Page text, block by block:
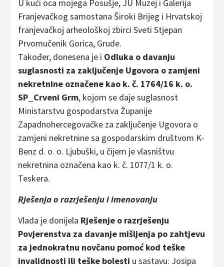
U kući oca mojega Posušje, JU Muzej i Galerija
Franjevačkog samostana Široki Brijeg i Hrvatskoj
franjevačkoj arheološkoj zbirci Sveti Stjepan
Prvomučenik Gorica, Grude.
Također, donesena je i Odluka o davanju
suglasnosti za zaključenje Ugovora o zamjeni
nekretnine označene kao k. č. 1764/16 k. o.
SP_Crveni Grm, kojom se daje suglasnost
Ministarstvu gospodarstva Županije
Zapadnohercegovačke za zaključenje Ugovora o
zamjeni nekretnine sa gospodarskim društvom K-
Benz d. o. o. Ljubuški, u čijem je vlasništvu
nekretnina označena kao k. č. 1077/1 k. o.
Teskera.
Rješenja o razrješenju i imenovanju
Vlada je donijela Rješenje o razrješenju
Povjerenstva za davanje mišljenja po zahtjevu
za jednokratnu novčanu pomoć kod teške
invalidnosti ili teške bolesti u sastavu: Josipa